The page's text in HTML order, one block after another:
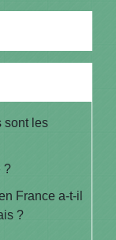
sont les
?
France a-t-il
?